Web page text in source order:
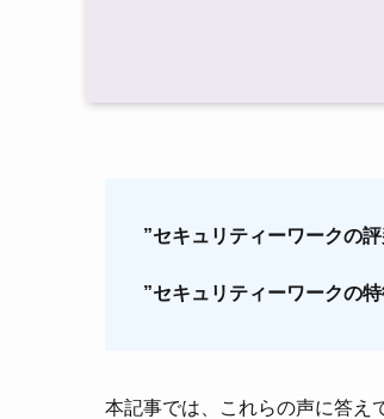
”セキュリティーワークの
”セキュリティーワークの
本記事では、これらの声に答え